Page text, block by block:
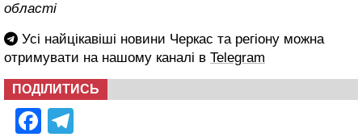
області
Усі найцікавіші новини Черкас та регіону можна
отримувати на нашому каналі в Telegram
ПОДІЛИТИСЬ
Facebook